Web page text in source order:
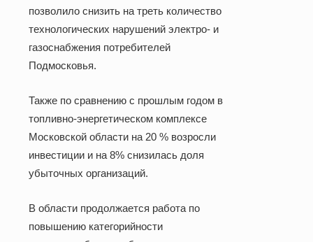
позволило снизить на треть количество
технологических нарушений электро- и
газоснабжения потребителей
Подмосковья.
Также по сравнению с прошлым годом в
топливно-энергетическом комплексе
Московской области на 20 % возросли
инвестиции и на 8% снизилась доля
убыточных организаций.
В области продолжается работа по
повышению категорийности